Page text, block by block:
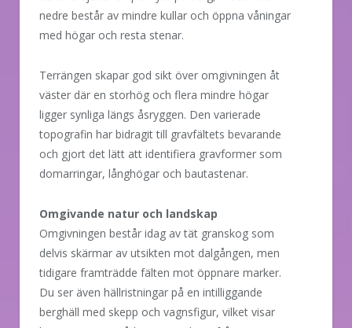
nedre består av mindre kullar och öppna våningar
med högar och resta stenar.
Terrängen skapar god sikt över omgivningen åt
väster där en storhög och flera mindre högar
ligger synliga längs åsryggen. Den varierade
topografin har bidragit till gravfältets bevarande
och gjort det lätt att identifiera gravformer som
domarringar, långhögar och bautastenar.
Omgivande natur och landskap
Omgivningen består idag av tät granskog som
delvis skärmar av utsikten mot dalgången, men
tidigare framträdde fälten mot öppnare marker.
Du ser även hällristningar på en intilliggande
berghäll med skepp och vagnsfigur, vilket visar